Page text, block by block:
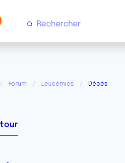
Forum Leucémies Décès